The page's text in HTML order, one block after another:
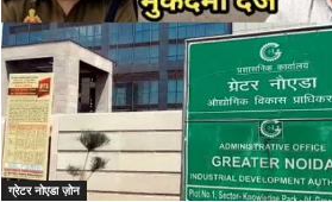
ग्रेटर नोएडा ज़ोन